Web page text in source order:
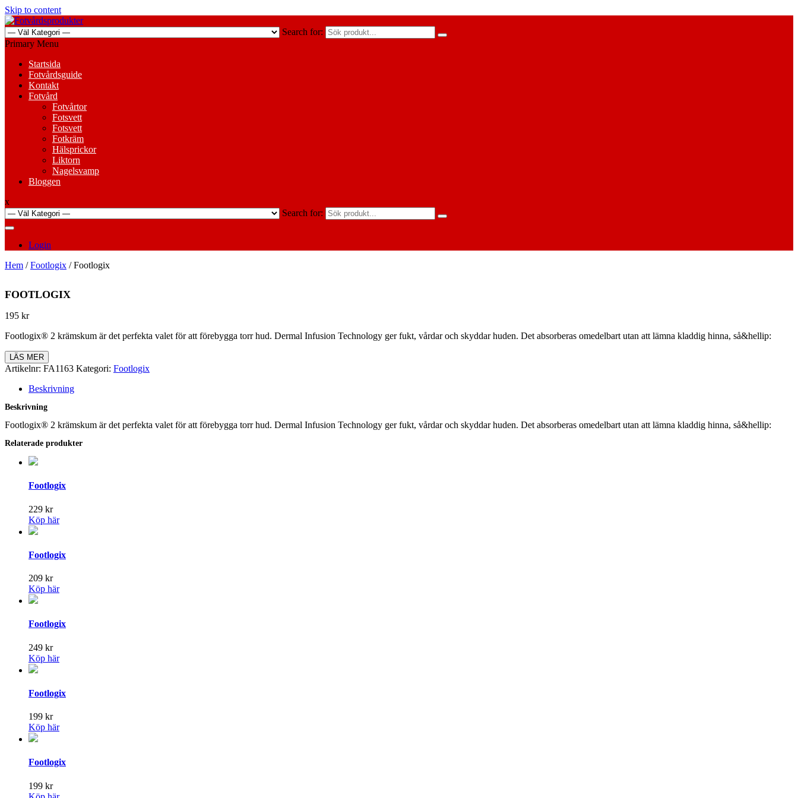
Skip to content
Search for:
Primary Menu
Startsida
Fotvårdsguide
Kontakt
Fotvård
Fotvårtor
Fotsvett
Fotsvett
Fotkräm
Hälsprickor
Liktorn
Nagelsvamp
Bloggen
x
Search for:
Login
Hem /Footlogix / Footlogix
FOOTLOGIX
195 kr
Footlogix® 2 krämskum är det perfekta valet för att förebygga torr hud. Dermal Infusion Technology ger fukt, vårdar och skyddar huden. Det absorberas omedelbart utan att lämna kladdig hinna, så&hellip:
LÄS MER
Artikelnr: FA1163 Kategori: Footlogix
Beskrivning
Beskrivning
Footlogix® 2 krämskum är det perfekta valet för att förebygga torr hud. Dermal Infusion Technology ger fukt, vårdar och skyddar huden. Det absorberas omedelbart utan att lämna kladdig hinna, så&hellip:
Relaterade produkter
Footlogix
229 kr
Köp här
Footlogix
209 kr
Köp här
Footlogix
249 kr
Köp här
Footlogix
199 kr
Köp här
Footlogix
199 kr